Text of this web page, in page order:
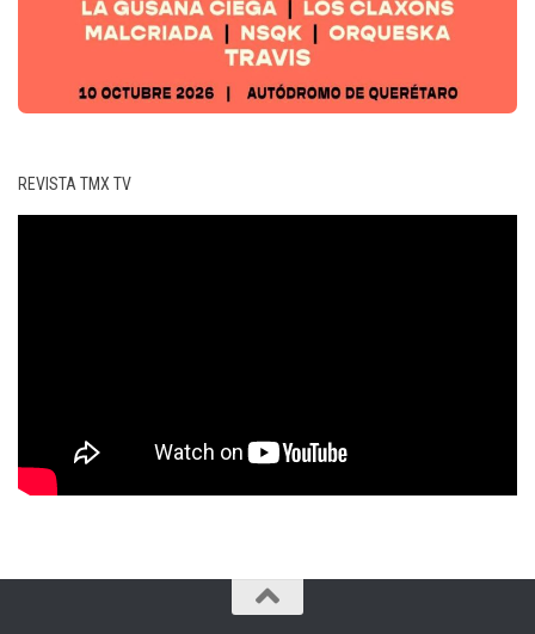
REVISTA TMX TV